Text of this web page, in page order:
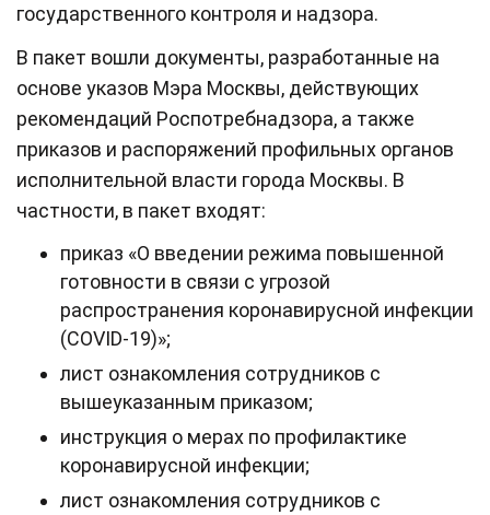
государственного контроля и надзора.
В пакет вошли документы, разработанные на
основе указов Мэра Москвы, действующих
рекомендаций Роспотребнадзора, а также
приказов и распоряжений профильных органов
исполнительной власти города Москвы. В
частности, в пакет входят:
приказ «О введении режима повышенной
готовности в связи с угрозой
распространения коронавирусной инфекции
(COVID-19)»;
лист ознакомления сотрудников с
вышеуказанным приказом;
инструкция о мерах по профилактике
коронавирусной инфекции;
лист ознакомления сотрудников с